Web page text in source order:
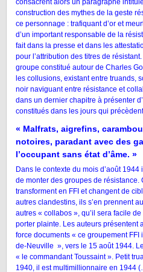
consacrent alors un paragraphe
construction des mythes de la geste
ce personnage : trafiquant d’or et
d’un important responsable de la
fait dans la presse et dans les
pour l’attribution des titres de
groupe constitué autour de Charles
les collusions, existant entre truands,
noir naviguant entre résistance et
dans un dernier chapitre à présenter
constitués dans les jours qui
« Malfrats, aigrefins,
notoires, paradant avec des
l’occupant sans état d’âme. »
Dans le contexte du mois d’août
de monter des groupes de
transforment en FFI et changent de
autres clandestins, ils s’en prennent
autres « collabos », qu’il sera facile
porter plainte. Les auteurs présentent
force documents « ce groupement
de-Neuville », vers le 15 août 1944.
« le commandant Toussaint ». Petit
1940, il est multimillionnaire en 1944